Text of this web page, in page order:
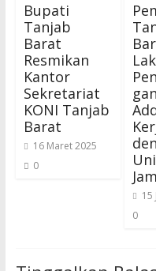
Bupati
Tanjab
Barat
Resmikan
Kantor
Sekretariat
KONI Tanjab
Barat
16 Maret 2025
0
15
0